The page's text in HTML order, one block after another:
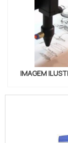
prezando
precisas e
TUBOS DE
ampla
engenheiros
LaserTools
LaserTools
IMAGEM